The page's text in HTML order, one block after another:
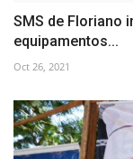
SMS de Floriano
equipamentos...
Oct 26, 2021